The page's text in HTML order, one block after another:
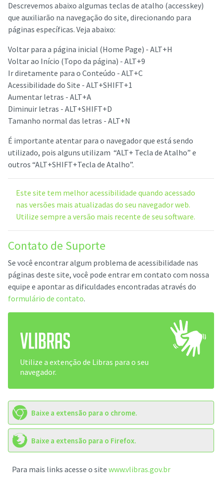
Descrevemos abaixo algumas teclas de atalho (accesskey)
que auxiliarão na navegação do site, direcionando para
páginas específicas. Veja abaixo:
Voltar para a página inicial (Home Page) - ALT+H
Voltar ao Início (Topo da página) - ALT+9
Ir diretamente para o Conteúdo - ALT+C
Acessibilidade do Site - ALT+SHIFT+1
Aumentar letras - ALT+A
Diminuir letras - ALT+SHIFT+D
Tamanho normal das letras - ALT+N
É importante atentar para o navegador que está sendo
utilizado, pois alguns utilizam “ALT+ Tecla de Atalho” e
outros “ALT+SHIFT+Tecla de Atalho”.
Este site tem melhor acessibilidade quando acessado
nas versões mais atualizadas do seu navegador web.
Utilize sempre a versão mais recente de seu software.
Contato de Suporte
Se você encontrar algum problema de acessibilidade nas
páginas deste site, você pode entrar em contato com nossa
equipe e apontar as dificuldades encontradas através do
formulário de contato.
Utilize a extenção de Libras para o seu
navegador.
Baixe a extensão para o chrome.
Baixe a extensão para o Firefox.
Para mais links acesse o site www.vlibras.gov.br